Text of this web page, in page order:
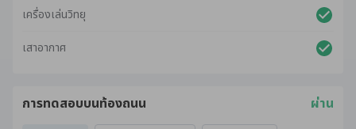
เครื่องเล่นวิทยุ
เสาอากาศ
การทดสอบบนท้องถนน ผ่าน